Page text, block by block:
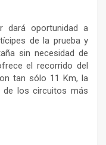
dará oportunidad a
de la prueba y
sin necesidad de
el recorrido del
tan sólo 11 Km, la
de los circuitos más